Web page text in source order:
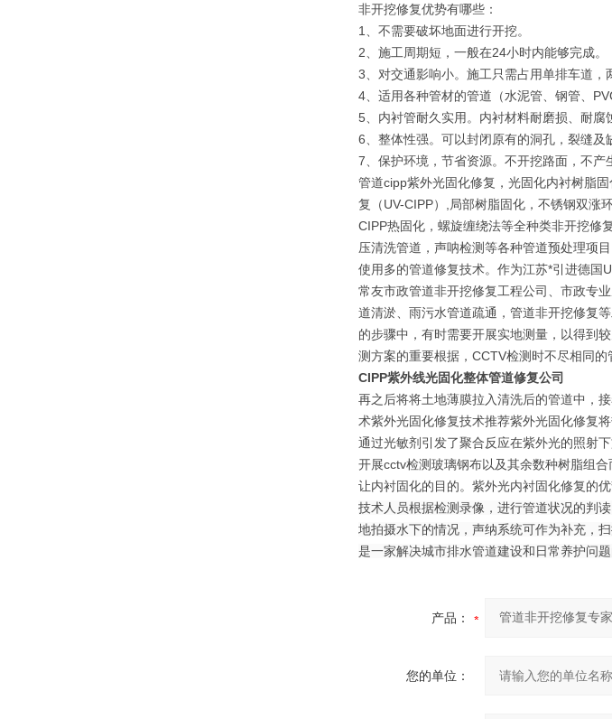
非开挖修复优势有哪些：
1、不需要破坏地面进行开挖。
2、施工周期短，一般在24小时内能够完成。
3、对交通影响小。施工只需占用单排车道，
4、适用各种管材的管道（水泥管、钢管、
5、内衬管耐久实用。内衬材料耐磨损、耐腐
6、整体性强。可以封闭原有的洞孔，裂缝及
7、保护环境，节省资源。不开挖路面，不产
管道cipp紫外光固化修复，光固化内衬树脂
复（UV-CIPP）,局部树脂固化，不锈钢双涨
CIPP热固化，螺旋缠绕法等全种类非开挖修
压清洗管道，声呐检测等各种管道预处理项
使用多的管道修复技术。作为江苏*引进德国
常友市政管道非开挖修复工程公司、市政专
道清淤、雨污水管道疏通，管道非开挖修复
的步骤中，有时需要开展实地测量，以得到
测方案的重要根据，CCTV检测时不尽相同的
CIPP紫外线光固化整体管道修复公司
再之后将将土地薄膜拉入清洗后的管道中，
术紫外光固化修复技术推荐紫外光固化修复
通过光敏剂引发了聚合反应在紫外光的照射
开展cctv检测玻璃钢布以及其余数种树脂组
让内衬固化的目的。紫外光内衬固化修复的
技术人员根据检测录像，进行管道状况的判
地拍摄水下的情况，声纳系统可作为补充，
是一家解决城市排水管道建设和日常养护问题
产品：
您的单位：